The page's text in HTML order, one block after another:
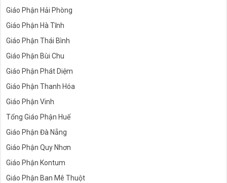
Giáo Phận Hải Phòng
Giáo Phận Hà Tĩnh
Giáo Phận Thái Bình
Giáo Phận Bùi Chu
Giáo Phận Phát Diệm
Giáo Phận Thanh Hóa
Giáo Phận Vinh
Tổng Giáo Phận Huế
Giáo Phận Đà Nẵng
Giáo Phận Quy Nhơn
Giáo Phận Kontum
Giáo Phận Ban Mê Thuột